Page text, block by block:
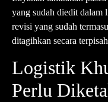
yang sudah diedit dalam
revisi yang sudah
ditagihkan secara
Logistik
Perlu